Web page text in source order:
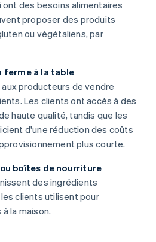
ont des besoins alimentaires
proposer des produits
ou végétaliens, par
ferme à la table
producteurs de vendre
Les clients ont accès à des
haute qualité, tandis que les
d'une réduction des coûts
plus courte.
boîtes de nourriture
des ingrédients
clients utilisent pour
la maison.